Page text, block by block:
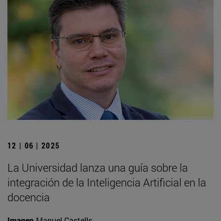
12 | 06 | 2025
La Universidad lanza una guía sobre la
integración de la Inteligencia Artificial en la
docencia